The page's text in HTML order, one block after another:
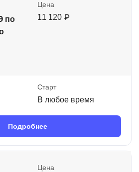
по
Цена
11 120 ₽
Старт
В любое время
Подробнее
Цена